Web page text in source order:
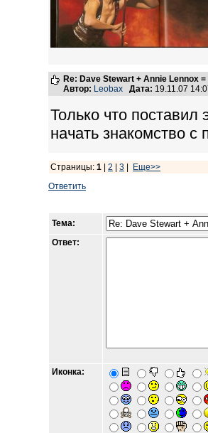
Re: Dave Stewart + Annie Lennox
Автор: Leobax Дата: 19.11.07
Только что поставил
начать знакомство с
Страницы: 1 2 3
Еще>>
Ответить
Тема:
Ответ:
Иконка: